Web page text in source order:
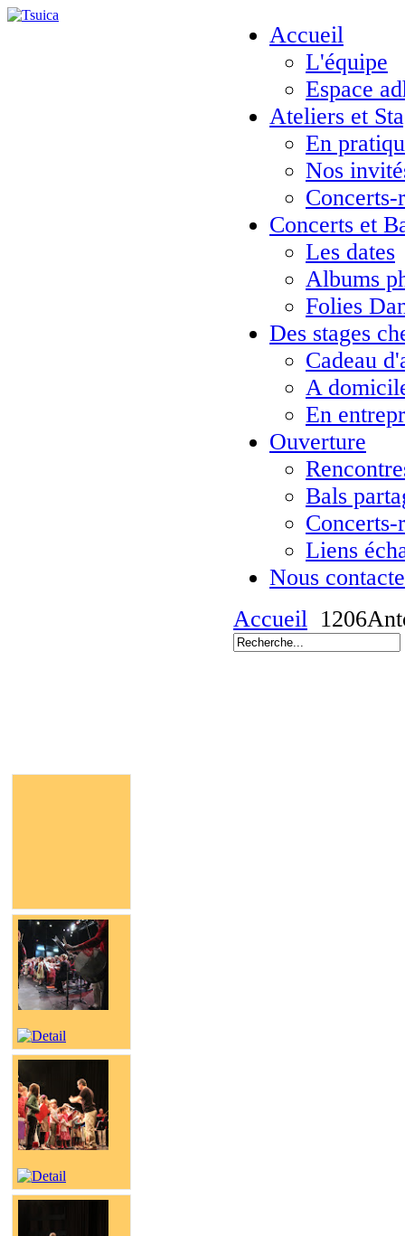
Accueil
L'équipe
Espace
Ateliers et
En
Nos
Concerts-
Concerts et
Les dates
Albums
Folies
Des stages
Cadeau
A
En
Ouverture
Bals
Concerts-
Liens
Nous
Accueil